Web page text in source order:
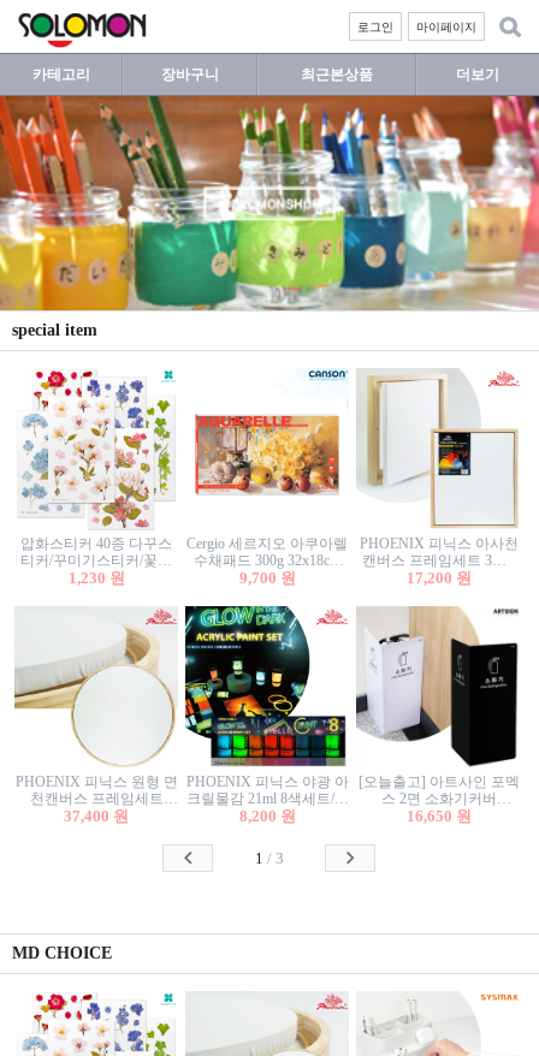
마이페이지
로그인
카테고리 장바구니 최근본상품 더보기
special item
압화스티커 40종 다꾸스
티커/꾸미기스티커/꽃스
티커/압화꽃책갈피/팬시
1,230 원
Cergio 세르지오 아쿠아렐
수채패드 300g 32x18cm
12매 1면제본
9,700 원
PHOENIX 피닉스 아사천
캔버스 프레임세트 3호F
27.3x22cm 캔버스와 올림
17,200 원
PHOENIX 피닉스 원형 면
천캔버스 프레임세트
40cm/원형캔버스/플로팅
37,400 원
PHOENIX 피닉스 야광 아
크릴물감 21ml 8색세트/야
광물감
8,200 원
[오늘출고] 아트사인 포멕
스 2면 소화기커버
1470/1471/소화기커버/소
함/소화기거치대/소화기
16,650 원
1 / 3
MD CHOICE